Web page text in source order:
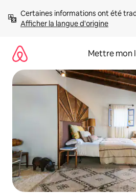
directement
Afficher la langue d'origine
Mettre mon